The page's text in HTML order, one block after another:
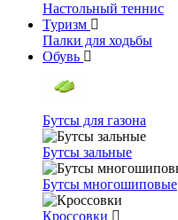
Настольный теннис
Туризм
Палки для ходьбы
Обувь
Бутсы для газона
Бутсы зальные
Бутсы многошиповые
Кроссовки